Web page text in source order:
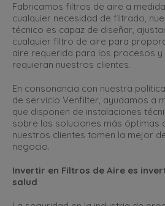
Fabricamos filtros de aire a
cualquier necesidad de filtrado,
técnico es capaz de diseñar,
cualquier filtro de aire para
aire requerida para los procesos y
requieran nuestros clientes.
En consonancia con nuestra
de servicio Venfilter, ayudamos a
que disponen de instalaciones
sobre las soluciones más óptimas
nuestros clientes tomen la mejor
negocio.
Invertir en Filtros de Aire es
salud